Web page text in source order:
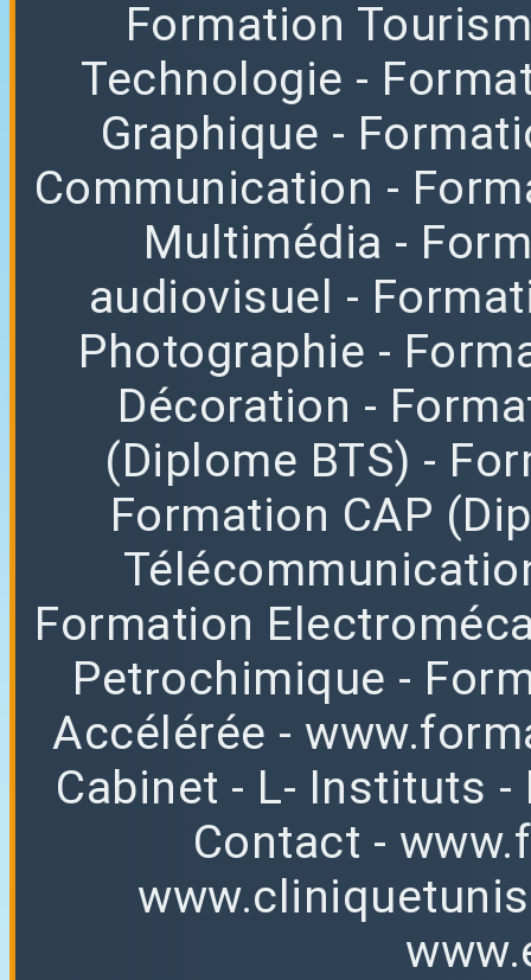
Formation
Technologie -
Graphique -
Communication -
Multimédia -
audiovisuel -
Photographie -
Décoration -
(Diplome BTS) -
Formation CAP
Formation
Petrochimique -
Accélérée -
Cabinet - L- Instituts -
Contact -